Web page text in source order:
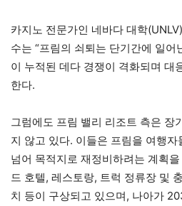
카지노 전문가인 네바다 대학
수는 “프림의 쇠퇴는 단기간에 일
이 누적된 데다 경쟁이 격화되며 대
한다.
그럼에도 프림 밸리 리조트 측은 장
지 않고 있다. 이들은 프림을 여행자
넘어 목적지로 재정비하려는 계획
드 호텔, 레스토랑, 트럭 정류장 및
치 등이 구상되고 있으며, 나아가